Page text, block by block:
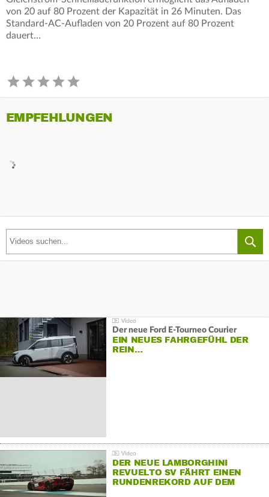
von 20 auf 80 Prozent der Kapazität in 26 Minuten. Das
Standard-AC-Aufladen von 20 Prozent auf 80 Prozent
dauert…
EMPFEHLUNGEN
Der neue Ford E-Tourneo Courier
EIN NEUES FAHRGEFÜHL DER
REIN…
DER NEUE LAMBORGHINI
REVUELTO SV FÄHRT EINEN
RUNDENREKORD AUF DEM